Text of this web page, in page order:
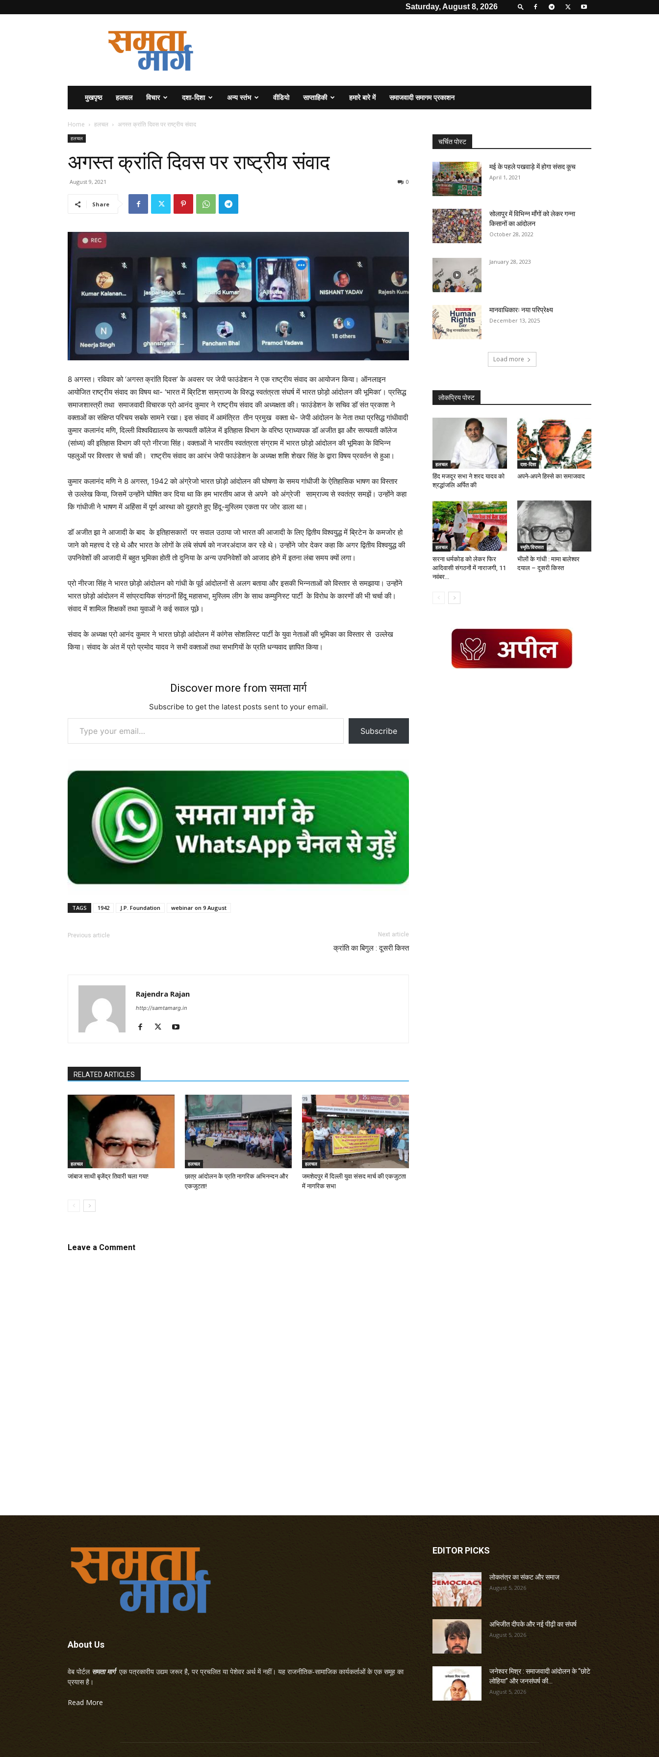
Saturday, August 8, 2026
मुखपृष्ठ हलचल विचार दशा-दिशा अन्य स्तंभ वीडियो साप्ताहिकी हमारे बारे में समाजवादी समागम प्रकाशन
Home हलचल अगस्त क्रांति दिवस पर राष्ट्रीय संवाद
हलचल
अगस्त क्रांति दिवस पर राष्ट्रीय संवाद
August 9, 2021 0
Share
8 अगस्त। रविवार को‘अगस्त क्रांति दिवस’के अवसर पर जेपी फाउंडेशन ने एक राष्ट्रीय संवाद का आयोजन किया। ऑनलाइन
आयोजित राष्ट्रीय संवाद का विषय था- ‘भारत में ब्रिटिश साम्राज्य के विरुद्ध स्वतंत्रता संघर्ष में भारत छोड़ो आंदोलन की भूमिका’ । प्रसिद्ध
समाजशास्त्री तथा समाजवादी विचारक प्रो आनंद कुमार ने राष्ट्रीय संवाद की अध्यक्षता की। फाउंडेशन के सचिव डॉ संत प्रकाश ने
वक्ताओं का संक्षिप्त परिचय सबके सामने रखा। इस संवाद में आमंत्रित तीन प्रमुख वक्ता थे- जेपी आंदोलन के नेता तथा प्रसिद्ध गांधीवादी
कुमार कलानंद मणि,दिल्ली विश्वविद्यालय के सत्यवती कॉलेज में इतिहास विभाग के वरिष्ठ प्राध्यापक डॉ अजीत झा और सत्यवती कॉलेज
(सांध्य) की इतिहास विभाग की प्रो नीरजा सिंह। वक्ताओं ने भारतीय स्वतंत्रता संग्राम में भारत छोड़ो आंदोलन की भूमिका के विभिन्न
पहलुओं पर विस्तार से चर्चा की। राष्ट्रीय संवाद का आरंभ जेपी फाउंडेशन के अध्यक्ष शशि शेखर सिंह के द्वारा विषय प्रवर्तन से हुआ।
कुमार कलानंद मणि ने 8 अगस्त, 1942 को अंग्रेजो भारत छोड़ो आंदोलन की घोषणा के समय गांधीजी के ऐतिहासिक भाषण का विस्तार
से उल्लेख किया, जिसमें उन्होंने घोषित कर दिया था कि हम भारतीय आज से अपने को अंग्रेजी साम्राज्य से स्वतंत्र समझें। उन्होंने कहा
कि गांधीजी ने भाषण में अहिंसा में पूर्ण आस्था को दुहराते हुए हिंदू-मुस्लिम एकता पर जोर डाला था।
डॉ अजीत झा ने आजादी के बाद के इतिहासकारों पर सवाल उठाया जो भारत की आजादी के लिए द्वितीय विश्वयुद्ध में ब्रिटेन के कमजोर हो
जाने को महत्त्व दे रहे थे और भारत के लोगों के लंबे संघर्ष को नजरअंदाज कर रहे थे। उन्होंने जोर देकर कहा कि अगर द्वितीय विश्वयुद्ध की
उपनिवेशों की आजादी में बहुत भूमिका होती तो दुनिया के अन्य उपनिवेशों को आजाद होने में इतना लंबा समय क्यों लगा।
प्रो नीरजा सिंह ने भारत छोड़ो आंदोलन को गांधी के पूर्व आंदोलनों से अलग बताया और इसकी भिन्नताओं को विस्तार से समझाया। उन्होंने
भारत छोड़ो आंदोलन में सांप्रदायिक संगठनों हिंदू महासभा,मुस्लिम लीग के साथ कम्युनिस्ट पार्टी के विरोध के कारणों की भी चर्चा की।
संवाद में शामिल शिक्षकों तथा युवाओं ने कई सवाल पूछे।
संवाद के अध्यक्ष प्रो आनंद कुमार ने भारत छोड़ो आंदोलन में कांगेस सोशलिस्ट पार्टी के युवा नेताओं की भूमिका का विस्तार से उल्लेख
किया। संवाद के अंत में प्रो प्रमोद यादव ने सभी वक्ताओं तथा सभागियों के प्रति धन्यवाद ज्ञापित किया।
Discover more from समता मार्ग
Subscribe to get the latest posts sent to your email.
Type your email…
Subscribe
TAGS 1942 J.P. Foundation webinar on 9 August
Previous article Next article
क्रांति का बिगुल : दूसरी किस्त
Rajendra Rajan
http://samtamarg.in
RELATED ARTICLES
हलचल
जांबाज साथी बृजेंद्र तिवारी चला गया!
हलचल
छात्र आंदोलन के प्रति नागरिक अभिनन्दन और
एकजुटता!
हलचल
जमशेदपुर में दिल्ली युवा संसद मार्च की एकजुटता
में नागरिक सभा
Leave a Comment
चर्चित पोस्ट
मई के पहले पखवाड़े में होगा संसद कूच
April 1, 2021
सोलापुर में विभिन्न माँगों को लेकर गन्ना
किसानों का आंदोलन
October 28, 2022
January 28, 2023
मानवाधिकारः नया परिप्रेक्ष्य
December 13, 2025
Load more
लोकप्रिय पोस्ट
हलचल
हिंद मजदूर सभा ने शरद यादव को
श्रद्धांजलि अर्पित की
दशा-दिशा
अपने-अपने हिस्से का समाजवाद
हलचल
सरना धर्मकोड को लेकर फिर
आदिवासी संगठनों में नाराजगी, 11
नवंबर...
स्मृति/विरासत
भीलों के गांधी : मामा बालेश्वर
दयाल – दूसरी किस्त
About Us
वेब पोर्टल समता मार्गएक पत्रकारीय उद्यम जरूर है, पर प्रचलित या पेशेवर अर्थ में नहीं। यह राजनीतिक-सामाजिक कार्यकर्ताओं के एक समूह का
प्रयास है।
Read More
EDITOR PICKS
लोकतंत्र का संकट और समाज
August 5, 2026
अभिजीत दीपके और नई पीढ़ी का संघर्ष
August 5, 2026
जनेश्वर मिश्र : समाजवादी आंदोलन के “छोटे
लोहिया” और जनसंघर्ष की...
August 5, 2026